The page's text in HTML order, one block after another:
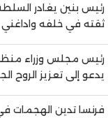
رئيس بنين يغادر
ثقته في خلفه واداغني
رئيس مجلس وزراء
يدعو إلى تعزيز الروح
فرنسا تدين الهجمات